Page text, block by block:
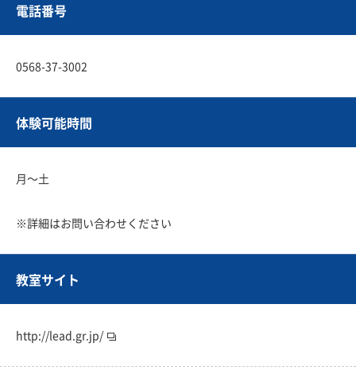
電話番号
0568-37-3002
体験可能時間
月〜土
※詳細はお問い合わせください
教室サイト
http://lead.gr.jp/